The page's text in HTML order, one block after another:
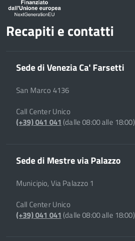
Recapiti e contatti
Sede di Venezia Ca' Farsetti
San Marco 4136
Call Center Unico
(+39) 041 041(dalle 08:00 alle 18:00)
Sede di Mestre via Palazzo
Municipio, Via Palazzo 1
Call Center Unico
(+39) 041 041(dalle 08:00 alle 18:00)